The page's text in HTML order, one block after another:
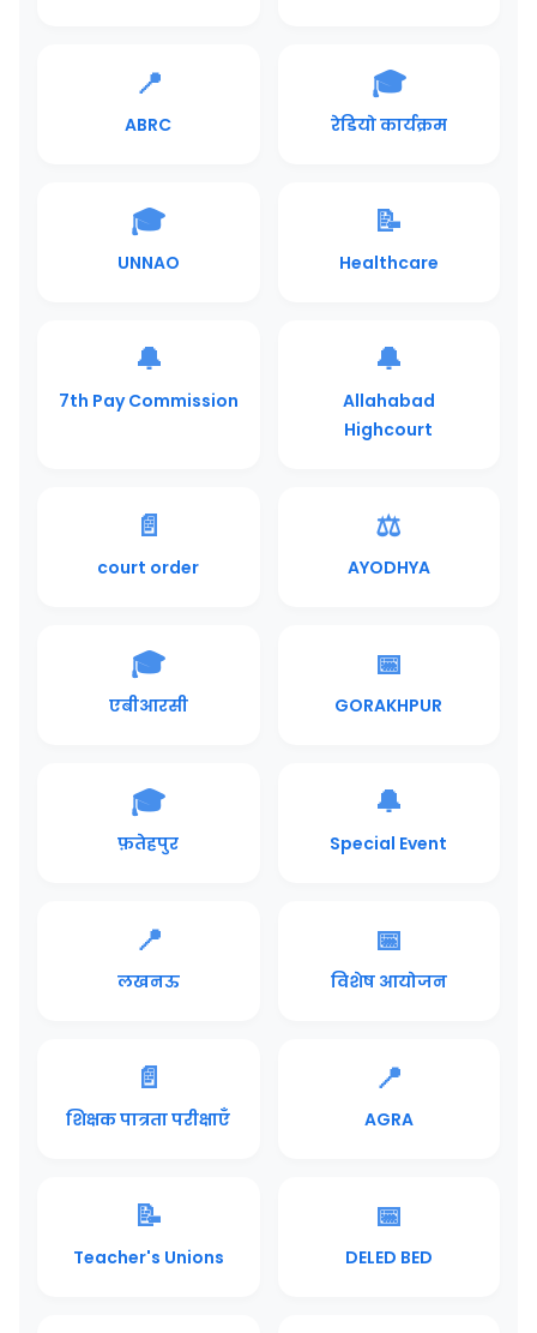
📍
ABRC
🎓
रेडियो कार्यक्रम
🎓
UNNAO
📝
Healthcare
🔔
7th Pay Commission
🔔
Allahabad
Highcourt
📄
court order
⚖️
AYODHYA
🎓
एबीआरसी
📅
GORAKHPUR
🎓
फ़तेहपुर
🔔
Special Event
📍
लखनऊ
📅
विशेष आयोजन
📄
शिक्षक पात्रता परीक्षाएँ
📍
AGRA
📝
Teacher's Unions
📅
DELED BED